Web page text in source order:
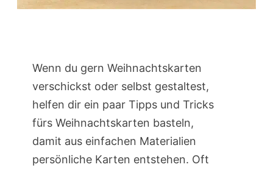
Wenn du gern Weihnachtskarten
verschickst oder selbst gestaltest,
helfen dir ein paar Tipps und Tricks
fürs Weihnachtskarten basteln,
damit aus einfachen Materialien
persönliche Karten entstehen. Oft